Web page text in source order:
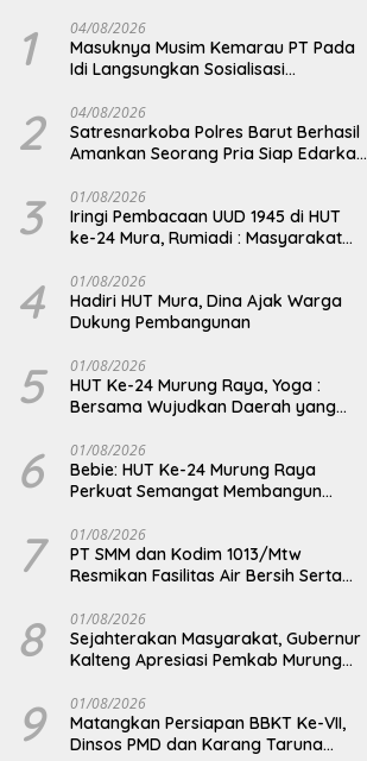
1 04/08/2026
Masuknya Musim Kemarau PT Pada
Idi Langsungkan Sosialisasi
2 04/08/2026
Satresnarkoba Polres Barut Berhasil
Amankan Seorang Pria Siap Edarkan
Gram
3 01/08/2026
Iringi Pembacaan UUD 1945 di HUT
ke-24 Mura, Rumiadi : Masyarakat
yang Lebih Besar
4 01/08/2026
Hadiri HUT Mura, Dina Ajak Warga
Dukung Pembangunan
5 01/08/2026
HUT Ke-24 Murung Raya, Yoga :
Bersama Wujudkan Daerah yang
6 01/08/2026
Bebie: HUT Ke-24 Murung Raya
Perkuat Semangat Membangun
7 01/08/2026
PT SMM dan Kodim 1013/Mtw
Resmikan Fasilitas Air Bersih Serta
Masyarakat
8 01/08/2026
Sejahterakan Masyarakat, Gubernur
Kalteng Apresiasi Pemkab Murung
9 01/08/2026
Matangkan Persiapan BBKT Ke-VII,
Dinsos PMD dan Karang Taruna